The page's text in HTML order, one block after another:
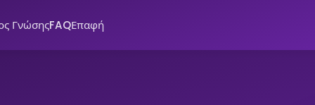
ΓνώσηςFAQΕπαφή